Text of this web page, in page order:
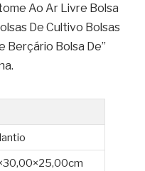
Ao Ar Livre Bolsa
De Cultivo Bolsas
Berçário Bolsa De”